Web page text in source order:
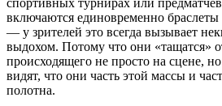
включаются единовременно
— у зрителей это всегда вызывает
выдохом. Потому что они «тащатся»
происходящего не просто на сцене,
видят, что они часть этой массы и
полотна.